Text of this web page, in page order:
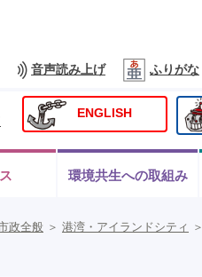
音声読み上げ ふりがな
ENGLISH
環境共生への取組み
政全般 ＞ 港湾・アイランドシティ ＞